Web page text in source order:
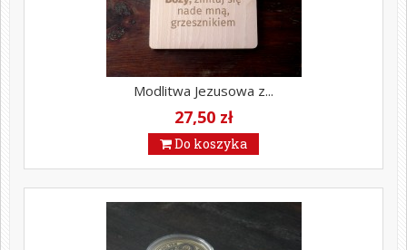
Modlitwa Jezusowa z...
27,50 zł
Do koszyka